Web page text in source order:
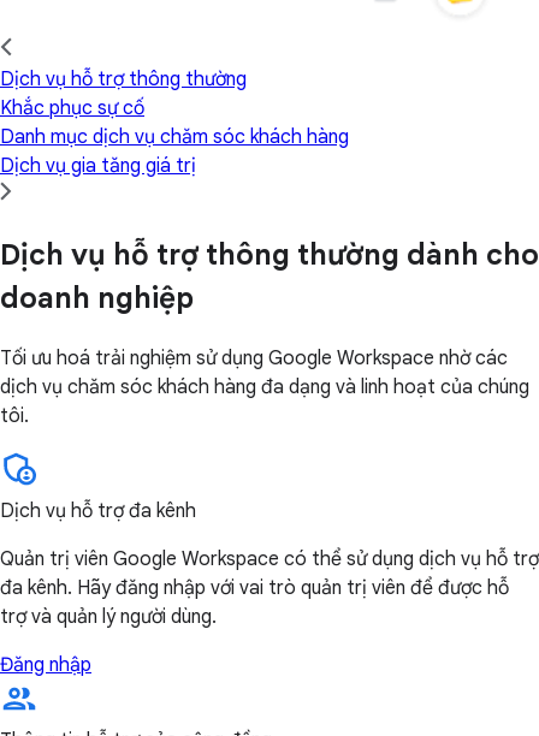
Dịch vụ hỗ trợ thông thường
Khắc phục sự cố
Danh mục dịch vụ chăm sóc khách hàng
Dịch vụ gia tăng giá trị
Dịch vụ hỗ trợ thông thường dành cho
doanh nghiệp
Tối ưu hoá trải nghiệm sử dụng Google Workspace nhờ các
dịch vụ chăm sóc khách hàng đa dạng và linh hoạt của chúng
tôi.
Dịch vụ hỗ trợ đa kênh
Quản trị viên Google Workspace có thể sử dụng dịch vụ hỗ trợ
đa kênh. Hãy đăng nhập với vai trò quản trị viên để được hỗ
trợ và quản lý người dùng.
Đăng nhập